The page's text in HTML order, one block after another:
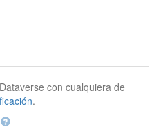
con cualquiera de
.